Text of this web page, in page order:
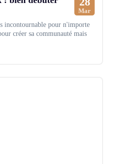
Mar
incontournable pour n'importe
créer sa communauté mais